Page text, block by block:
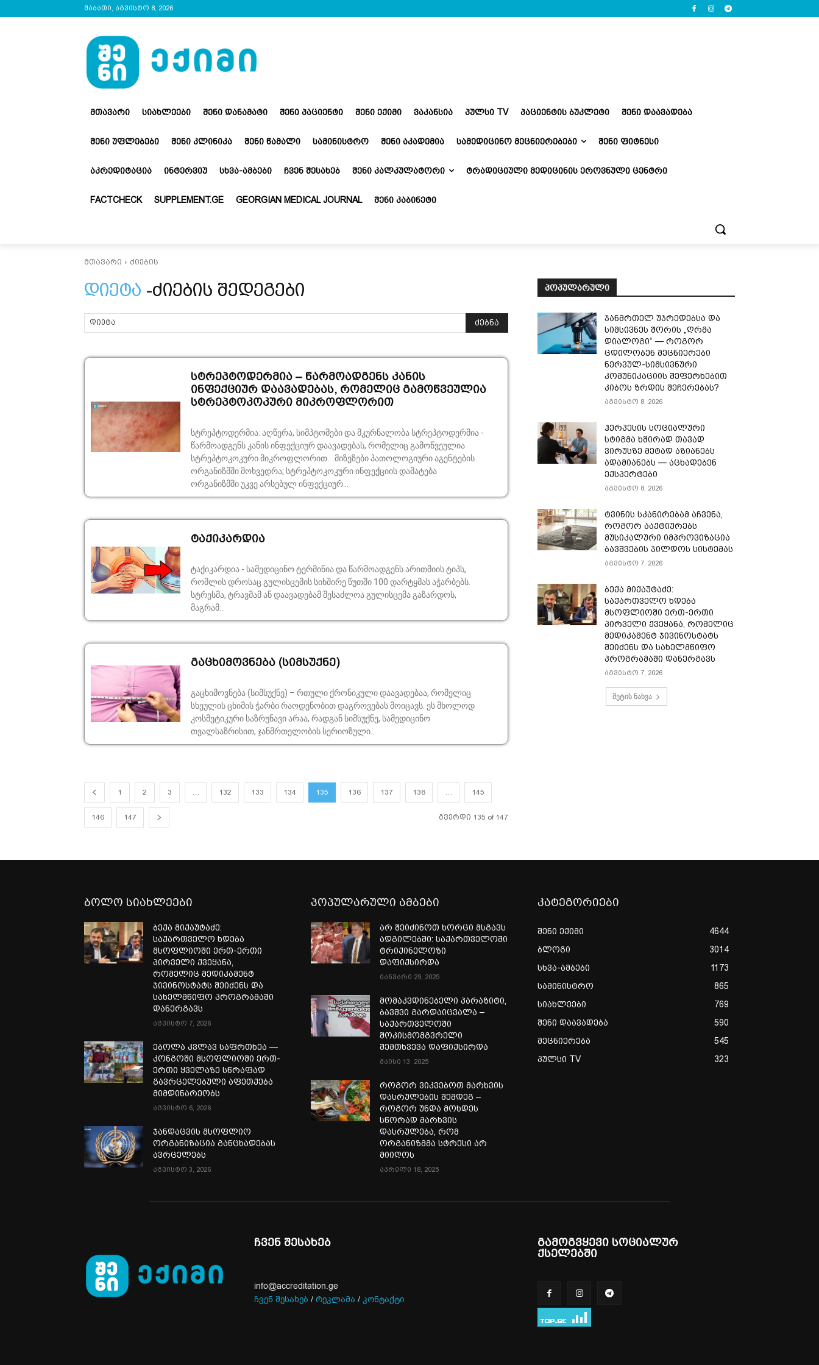
შაბათი, აგვისტო 8, 2026
ᲛᲗᲐᲕᲐᲠᲘ ᲡᲘᲐᲮᲚᲔᲔᲑᲘ ᲨᲔᲜᲘ ᲓᲐᲜᲐᲛᲐᲢᲘ ᲨᲔᲜᲘ ᲞᲐᲪᲘᲔᲜᲢᲘ ᲨᲔᲜᲘ ᲔᲥᲘᲛᲘ ᲕᲐᲙᲐᲜᲡᲘᲐ ᲞᲣᲚᲡᲘ TV ᲞᲐᲪᲘᲔᲜᲢᲘᲡ ᲑᲣᲙᲚᲔᲢᲘ ᲨᲔᲜᲘ ᲓᲐᲐᲕᲐᲓᲔᲑᲐ
ᲨᲔᲜᲘ ᲣᲤᲚᲔᲑᲔᲑᲘ ᲨᲔᲜᲘ ᲙᲚᲘᲜᲘᲙᲐ ᲨᲔᲜᲘ ᲬᲐᲛᲐᲚᲘ ᲡᲐᲛᲘᲜᲘᲡᲢᲠᲝ ᲨᲔᲜᲘ ᲐᲙᲐᲓᲔᲛᲘᲐ ᲡᲐᲛᲔᲓᲘᲪᲘᲜᲝ ᲛᲔᲪᲜᲘᲔᲠᲔᲑᲔᲑᲘ ᲨᲔᲜᲘ ᲤᲘᲢᲜᲔᲡᲘ
ᲐᲙᲠᲔᲓᲘᲢᲐᲪᲘᲐ ᲘᲜᲢᲔᲠᲕᲘᲣ ᲡᲮᲕᲐ-ᲐᲛᲑᲔᲑᲘ ᲩᲕᲔᲜ ᲨᲔᲡᲐᲮᲔᲑ ᲨᲔᲜᲘ ᲙᲐᲚᲙᲣᲚᲐᲢᲝᲠᲘ ᲢᲠᲐᲓᲘᲪᲘᲣᲚᲘ ᲛᲔᲓᲘᲪᲘᲜᲘᲡ ᲔᲠᲝᲕᲜᲣᲚᲘ ᲪᲔᲜᲢᲠᲘ
FACTCHECK SUPPLEMENT.GE GEORGIAN MEDICAL JOURNAL ᲨᲔᲜᲘ ᲙᲐᲑᲘᲜᲔᲢᲘ
მთავარი ძიების
დიეტა -ძიების შედეგები
ძებნა
სტრეპტოდერმია – წარმოადგენს კანის
ინფექციურ დაავადებას, რომელიც გამოწვეულია
სტრეპტოკოკური მიკროფლორით
სტრეპტოდერმია: აღწერა, სიმპტომები და მკურნალობა სტრეპტოდერმია -
წარმოადგენს კანის ინფექციურ დაავადებას, რომელიც გამოწვეულია
სტრეპტოკოკური მიკროფლორით. მიზეზები პათოლოგიური აგენტების
ორგანიზმში მოხვედრა; სტრეპტოკოკური ინფექციის დამატება
ორგანიზმში უკვე არსებულ ინფექციურ...
ტაქიკარდია
ტაქიკარდია - სამედიცინო ტერმინია და წარმოადგენს არითმიის ტიპს,
რომლის დროსაც გულისცემის სიხშირე წუთში 100 დარტყმას აჭარბებს.
სტრესმა, ტრავმამ ან დაავადებამ შესაძლოა გულისცემა გაზარდოს,
მაგრამ...
გაცხიმოვნება (სიმსუქნე)
გაცხიმოვნება (სიმსუქნე) – რთული ქრონიკული დაავადებაა, რომელიც
სხეულის ცხიმის ჭარბი რაოდენობით დაგროვებას მოიცავს. ეს მხოლოდ
კოსმეტიკური საზრუნავი არაა, რადგან სიმსუქნე, სამედიცინო
თვალსაზრისით, ჯანმრთელობის სერიოზული...
1 2 3 132 133 134 135 136 137 138 145
146 147 გვერდი 135 of 147
ᲞᲝᲞᲣᲚᲐᲠᲣᲚᲘ
ჯანმრთელ უჯრედებსა და
სიმსივნეს შორის „ღრმა
დიალოგი“ — როგორ
ცდილობენ მეცნიერები
ნერვულ-სიმსივნური
კომუნიკაციის შეფერხებით
კიბოს ზრდის შეჩერებას?
აგვისტო 8, 2026
ჰერპესის სოციალური
სტიგმა ხშირად თავად
ვირუსზე მეტად აზიანებს
ადამიანებს — აცხადებენ
ექსპერტები
აგვისტო 8, 2026
ტვინის სკანირებამ აჩვენა,
როგორ ააქტიურებს
მუსიკალური იმპროვიზაცია
ბავშვების ჯილდოს სისტემას
აგვისტო 7, 2026
ბექა მიქაუტაძე:
საქართველო ხდება
მსოფლიოში ერთ-ერთი
პირველი ქვეყანა, რომელიც
მედიკამენტ ჯივინოსტატს
შეიძენს და სახელმწიფო
პროგრამაში დანერგავს
აგვისტო 7, 2026
მეტის ნახვა
ბოლო სიახლეები
ბექა მიქაუტაძე:
საქართველო ხდება
მსოფლიოში ერთ-ერთი
პირველი ქვეყანა,
რომელიც მედიკამენტ
ჯივინოსტატს შეიძენს და
სახელმწიფო პროგრამაში
დანერგავს
აგვისტო 7, 2026
ებოლა კვლავ საფრთხეა —
კონგოში მსოფლიოში ერთ-
ერთი ყველაზე სწრაფად
გავრცელებული აფეთქება
მიმდინარეობს
აგვისტო 6, 2026
ჯანდაცვის მსოფლიო
ორგანიზაცია განცხადებას
ავრცელებს
აგვისტო 3, 2026
პოპულარული ამბები
არ შეიძინოთ ხორცი მსგავს
ადგილებში: საქართველოში
ტრიქინელოზი
დაფიქსირდა
იანვარი 29, 2025
მომაკვდინებელი პარაზიტი,
ბავშვი გარდაიცვალა –
საქართველოში
შოკისმომგვრელი
შემთხვევა დაფიქსირდა
მაისი 13, 2025
როგორ ვიკვებოთ მარხვის
დასრულების შემდეგ –
როგორ უნდა მოხდეს
სწორად მარხვის
დასრულება, რომ
ორგანიზმმა სტრესი არ
მიიღოს
აპრილი 18, 2025
კატეგორიები
შენი ექიმი
4644
ბლოგი
3014
სხვა-ამბები
1173
სამინისტრო
865
სიახლეები
769
შენი დაავადება
590
მეცნიერება
545
პულსი TV
323
ჩვენ შესახებ
info@accreditation.ge
ჩვენ შესახებ / რეკლამა / კონტაქტი
გამოგვყევი სოციალურ
ქსელებში